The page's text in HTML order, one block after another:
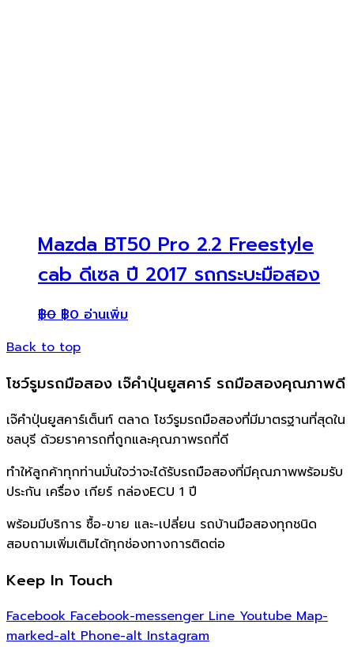
Mazda BT50 Pro 2.2 Freestyle
cab ดีเซล ปี 2017 รถกระบะมือสอง
฿0 ฿0 อ่านเพิ่ม
Back to top
โชว์รูมรถมือสอง เจ๊คำปุ่นยูสคาร์ รถมือสองคุณภาพดี
เจ๊คำปุ่นยูสคาร์เต็นท์ ตลาด โชว์รูมรถมือสองที่มีมาตรฐานที่สุดใน
ชลบุรี ด้วยราคารถที่ถูกและคุณภาพรถที่ดี
ทำให้ลูกค้าทุกท่านมั่นใจว่าจะได้รับรถมือสองที่มีคุณภาพพร้อมรับ
ประกัน เครื่อง เกียร์ กล่องECU 1 ปี
พร้อมมีบริการ ซื้อ-ขาย และ-เปลี่ยน รถบ้านมือสองทุกชนิด
สอบถามเพิ่มเติมได้ทุกช่องทางการติดต่อ
Keep In Touch
Facebook Facebook-messenger Line Youtube Map-
marked-alt Phone-alt Instagram